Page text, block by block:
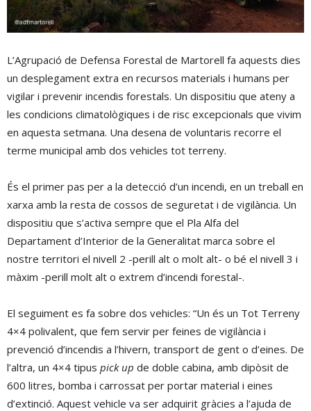
L’Agrupació de Defensa Forestal de Martorell fa aquests dies
un desplegament extra en recursos materials i humans per
vigilar i prevenir incendis forestals. Un dispositiu que ateny a
les condicions climatològiques i de risc excepcionals que vivim
en aquesta setmana. Una desena de voluntaris recorre el
terme municipal amb dos vehicles tot terreny.
És el primer pas per a la detecció d’un incendi, en un treball en
xarxa amb la resta de cossos de seguretat i de vigilància. Un
dispositiu que s’activa sempre que el Pla Alfa del
Departament d’Interior de la Generalitat marca sobre el
nostre territori el nivell 2 -perill alt o molt alt- o bé el nivell 3 i
màxim -perill molt alt o extrem d’incendi forestal-.
El seguiment es fa sobre dos vehicles: “Un és un Tot Terreny
4×4 polivalent, que fem servir per feines de vigilància i
prevenció d’incendis a l’hivern, transport de gent o d’eines. De
l’altra, un 4×4 tipus pick up de doble cabina, amb dipòsit de
600 litres, bomba i carrossat per portar material i eines
d’extinció. Aquest vehicle va ser adquirit gràcies a l’ajuda de